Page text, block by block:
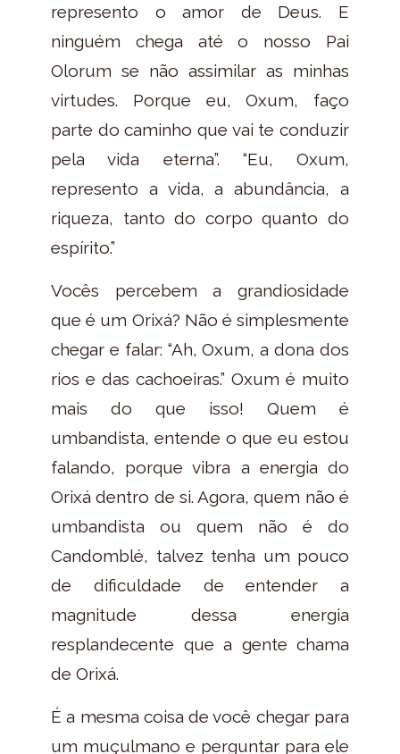
represento o amor de Deus. E
ninguém chega até o nosso Pai
Olorum se não assimilar as minhas
virtudes. Porque eu, Oxum, faço
parte do caminho que vai te conduzir
pela vida eterna”. “Eu, Oxum,
represento a vida, a abundância, a
riqueza, tanto do corpo quanto do
espírito.”
Vocês percebem a grandiosidade
que é um Orixá? Não é simplesmente
chegar e falar: “Ah, Oxum, a dona dos
rios e das cachoeiras.” Oxum é muito
mais do que isso! Quem é
umbandista, entende o que eu estou
falando, porque vibra a energia do
Orixá dentro de si. Agora, quem não é
umbandista ou quem não é do
Candomblé, talvez tenha um pouco
de dificuldade de entender a
magnitude dessa energia
resplandecente que a gente chama
de Orixá.
É a mesma coisa de você chegar para
um muçulmano e perguntar para ele